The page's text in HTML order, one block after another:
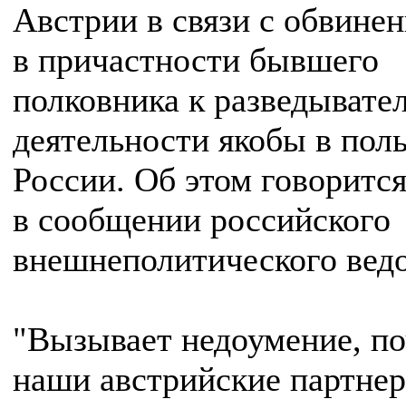
Австрии в связи с
в причастности бывшего
полковника к
деятельности якобы в
России. Об этом говорится
в сообщении российского
внешнеполитического
"Вызывает недоумение,
наши австрийские